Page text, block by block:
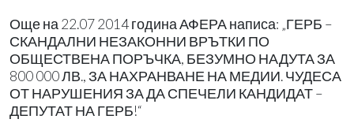
Още на 22.07 2014 година АФЕРА написа: „ГЕРБ –
СКАНДАЛНИ НЕЗАКОННИ ВРЪТКИ ПО
ОБЩЕСТВЕНА ПОРЪЧКА, БЕЗУМНО НАДУТА ЗА
800 000 ЛВ., ЗА НАХРАНВАНЕ НА МЕДИИ. ЧУДЕСА
ОТ НАРУШЕНИЯ ЗА ДА СПЕЧЕЛИ КАНДИДАТ –
ДЕПУТАТ НА ГЕРБ!“